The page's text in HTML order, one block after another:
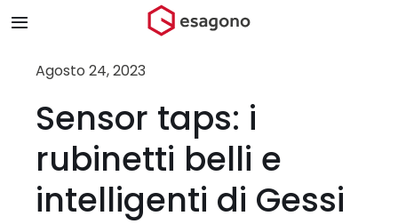
contenuto
Toggle
Navigation
Chi siamo
Agosto 24, 2023
Sensor taps: i
rubinetti belli e
intelligenti di Gessi